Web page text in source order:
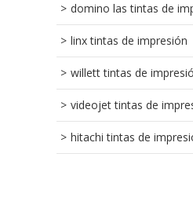
domino las tintas de
linx tintas de impresión
willett tintas de
videojet tintas de
hitachi tintas de